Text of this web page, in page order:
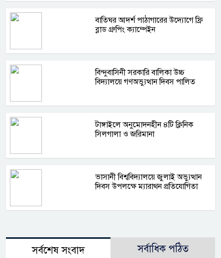
বাতিঘর আদর্শ পাঠাগারের উদ্যোগে ফ্রি
ব্লাড গ্রুপিং ক্যাম্পেইন
বিন্দুবাসিনী সরকারি বালিকা উচ্চ
বিদ্যালয়ে গণঅভ্যুত্থান দিবস পালিত
টাঙ্গাইলে অনুমোদনহীন ৪টি ক্লিনিক
সিলগালা ও জরিমানা
ভাসানী বিশ্ববিদ্যালয়ে জুলাই অভ্যুত্থান
দিবস উপলক্ষে ম্যারাথন প্রতিযোগিতা
সর্বশেষ সংবাদ সর্বাধিক পঠিত